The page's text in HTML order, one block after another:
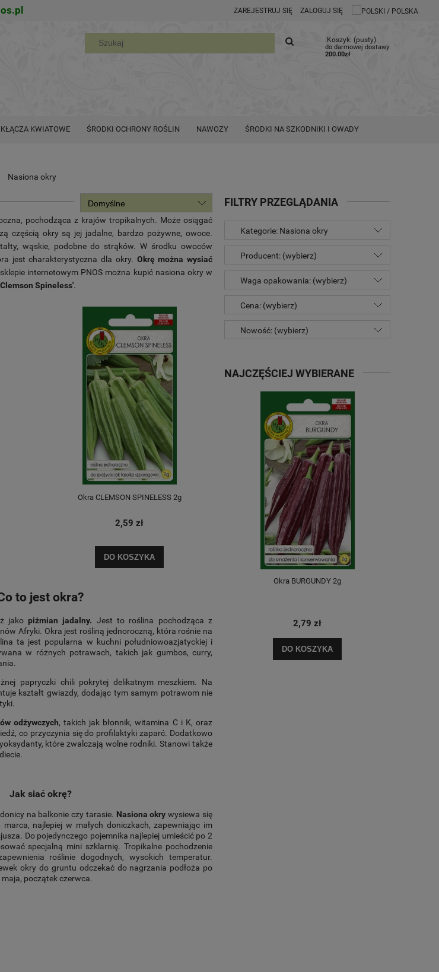
ZAREJESTRUJ SIĘ ZALOGUJ SIĘ
Koszyk: (pusty)
do darmowej dostawy:
200.00zł
KWIATOWE ŚRODKI OCHRONY ROŚLIN NAWOZY ŚRODKI NA SZKODNIKI I OWADY
Nasiona okry
pochodząca z krajów tropikalnych. Może osiągać
częścią okry są jej jadalne, bardzo pożywne, owoce.
wąskie, podobne do strąków. W środku owoców
jest charakterystyczna dla okry. Okrę można wysiać
internetowym PNOS można kupić nasiona okry w
Spineless'.
Okra CLEMSON SPINELESS 2g
2,59 zł
DO KOSZYKA
to jest okra?
jakopiżmian jadalny. Jest to roślina pochodząca z
Afryki. Okra jest rośliną jednoroczną, która rośnie na
ta jest popularna w kuchni południowoazjatyckiej i
w różnych potrawach, takich jak gumbos, curry,
papryczki chili pokrytej delikatnym meszkiem. Na
kształt gwiazdy, dodając tym samym potrawom nie
odżywczych, takich jak błonnik, witamina C i K, oraz
, co przyczynia się do profilaktyki zaparć. Dodatkowo
które zwalczają wolne rodniki. Stanowi także
Jak siać okrę?
na balkonie czy tarasie. Nasiona okry wysiewa się
najlepiej w małych doniczkach, zapewniając im
Do pojedynczego pojemnika najlepiej umieścić po 2
specjalną mini szklarnię. Tropikalne pochodzenie
roślinie dogodnych, wysokich temperatur.
okry do gruntu odczekać do nagrzania podłoża po
początek czerwca.
FILTRY PRZEGLĄDANIA
Kategorie: Nasiona okry
Producent: (wybierz)
Waga opakowania: (wybierz)
Cena: (wybierz)
Nowość: (wybierz)
NAJCZĘŚCIEJ WYBIERANE
Okra BURGUNDY 2g
2,79 zł
DO KOSZYKA